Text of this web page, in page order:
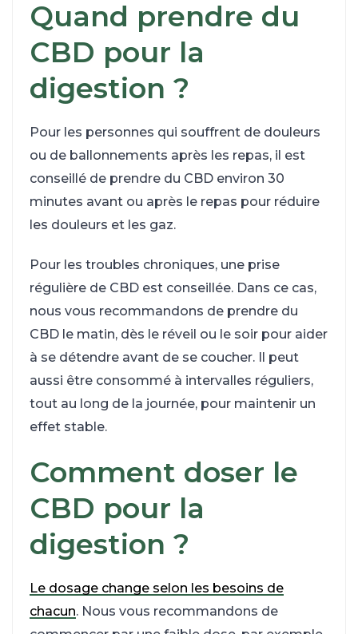
Quand prendre du
CBD pour la
digestion ?
Pour les personnes qui souffrent de douleurs
ou de ballonnements après les repas, il est
conseillé de prendre du CBD environ 30
minutes avant ou après le repas pour réduire
les douleurs et les gaz.
Pour les troubles chroniques, une prise
régulière de CBD est conseillée. Dans ce cas,
nous vous recommandons de prendre du
CBD le matin, dès le réveil ou le soir pour aider
à se détendre avant de se coucher. Il peut
aussi être consommé à intervalles réguliers,
tout au long de la journée, pour maintenir un
effet stable.
Comment doser le
CBD pour la
digestion ?
Le dosage change selon les besoins de
chacun. Nous vous recommandons de